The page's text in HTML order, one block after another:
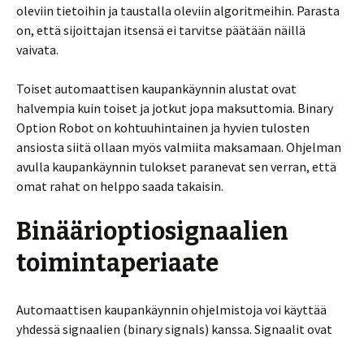
oleviin tietoihin ja taustalla oleviin algoritmeihin. Parasta
on, että sijoittajan itsensä ei tarvitse päätään näillä
vaivata.
Toiset automaattisen kaupankäynnin alustat ovat
halvempia kuin toiset ja jotkut jopa maksuttomia. Binary
Option Robot on kohtuuhintainen ja hyvien tulosten
ansiosta siitä ollaan myös valmiita maksamaan. Ohjelman
avulla kaupankäynnin tulokset paranevat sen verran, että
omat rahat on helppo saada takaisin.
Binäärioptiosignaalien
toimintaperiaate
Automaattisen kaupankäynnin ohjelmistoja voi käyttää
yhdessä signaalien (binary signals) kanssa. Signaalit ovat